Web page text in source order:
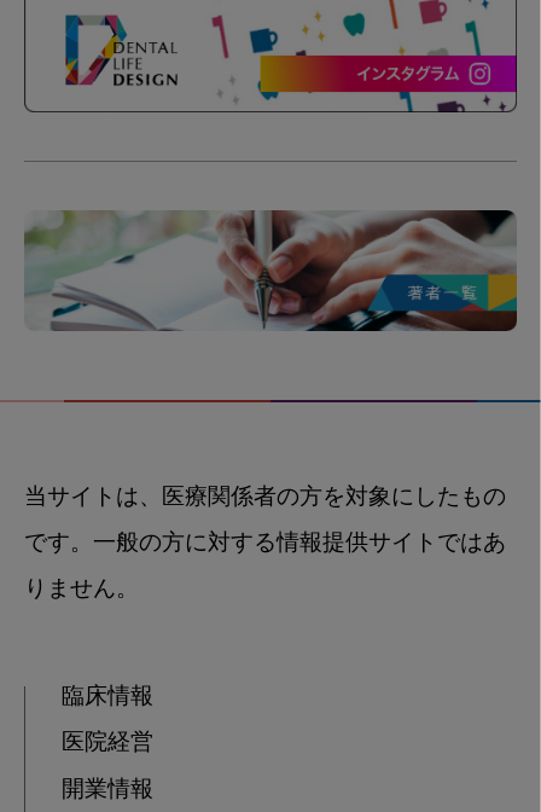
当サイトは、医療関係者の方を対象にしたもの
です。一般の方に対する情報提供サイトではあ
りません。
臨床情報
医院経営
開業情報